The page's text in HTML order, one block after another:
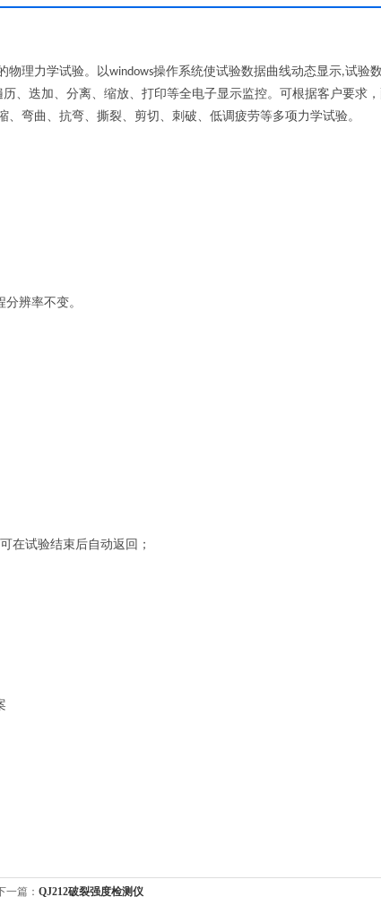
物理力学试验。以windows操作系统使试验数据曲线动态显示,试验
、迭加、分离、缩放、打印等全电子显示监控。可根据客户要求
弯曲、抗弯、撕裂、剪切、刺破、低调疲劳等多项力学试验。
辨率不变。
在试验结束后自动返回；
一篇： QJ212破裂强度检测仪